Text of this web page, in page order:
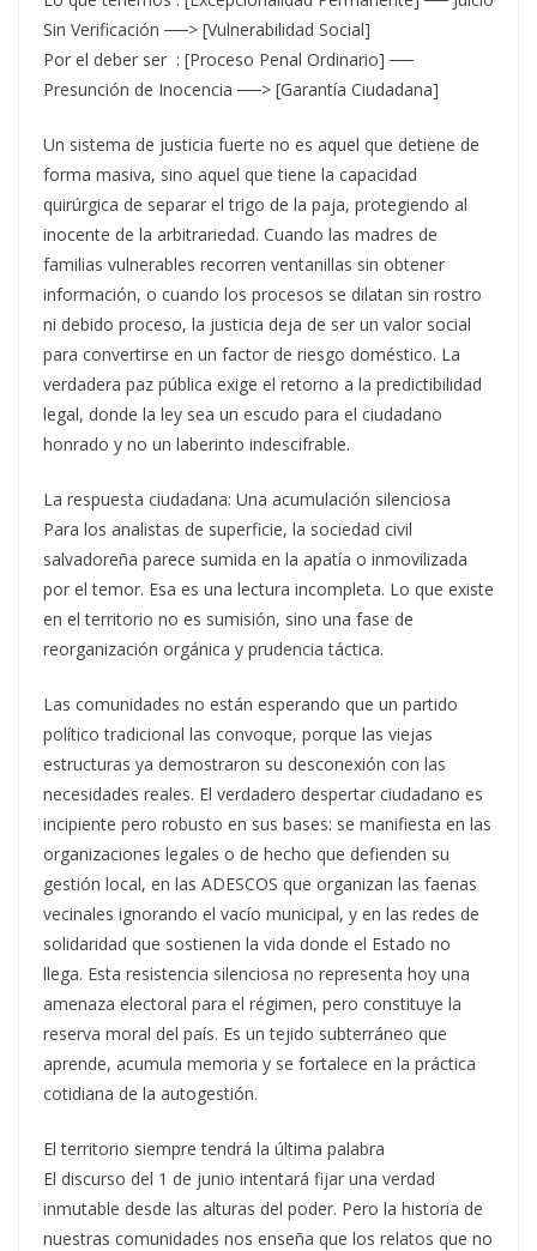
Sin Verificación ──> [Vulnerabilidad Social]
Por el deber ser : [Proceso Penal Ordinario] ──
Presunción de Inocencia ──> [Garantía Ciudadana]
Un sistema de justicia fuerte no es aquel que detiene de
forma masiva, sino aquel que tiene la capacidad
quirúrgica de separar el trigo de la paja, protegiendo al
inocente de la arbitrariedad. Cuando las madres de
familias vulnerables recorren ventanillas sin obtener
información, o cuando los procesos se dilatan sin rostro
ni debido proceso, la justicia deja de ser un valor social
para convertirse en un factor de riesgo doméstico. La
verdadera paz pública exige el retorno a la predictibilidad
legal, donde la ley sea un escudo para el ciudadano
honrado y no un laberinto indescifrable.
La respuesta ciudadana: Una acumulación silenciosa
Para los analistas de superficie, la sociedad civil
salvadoreña parece sumida en la apatía o inmovilizada
por el temor. Esa es una lectura incompleta. Lo que existe
en el territorio no es sumisión, sino una fase de
reorganización orgánica y prudencia táctica.
Las comunidades no están esperando que un partido
político tradicional las convoque, porque las viejas
estructuras ya demostraron su desconexión con las
necesidades reales. El verdadero despertar ciudadano es
incipiente pero robusto en sus bases: se manifiesta en las
organizaciones legales o de hecho que defienden su
gestión local, en las ADESCOS que organizan las faenas
vecinales ignorando el vacío municipal, y en las redes de
solidaridad que sostienen la vida donde el Estado no
llega. Esta resistencia silenciosa no representa hoy una
amenaza electoral para el régimen, pero constituye la
reserva moral del país. Es un tejido subterráneo que
aprende, acumula memoria y se fortalece en la práctica
cotidiana de la autogestión.
El territorio siempre tendrá la última palabra
El discurso del 1 de junio intentará fijar una verdad
inmutable desde las alturas del poder. Pero la historia de
nuestras comunidades nos enseña que los relatos que no